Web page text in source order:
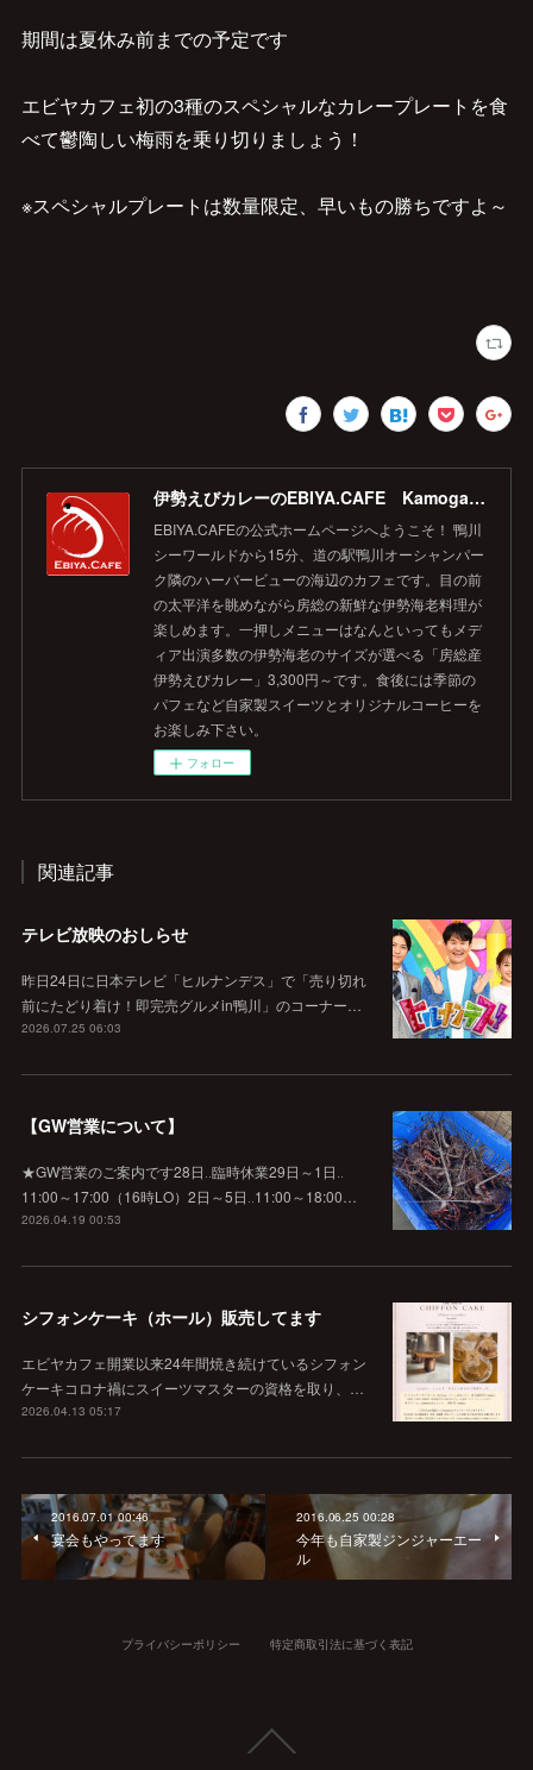
期間は夏休み前までの予定です
エビヤカフェ初の3種のスペシャルなカレープレートを食
べて鬱陶しい梅雨を乗り切りましょう！
※スペシャルプレートは数量限定、早いもの勝ちですよ～
伊勢えびカレーのEBIYA.CAFE Kamogawa 【公式】
EBIYA.CAFEの公式ホームページへようこそ！ 鴨川
シーワールドから15分、道の駅鴨川オーシャンパー
ク隣のハーバービューの海辺のカフェです。目の前
の太平洋を眺めながら房総の新鮮な伊勢海老料理が
楽しめます。一押しメニューはなんといってもメデ
ィア出演多数の伊勢海老のサイズが選べる「房総産
伊勢えびカレー」3,300円～です。食後には季節の
パフェなど自家製スイーツとオリジナルコーヒーを
お楽しみ下さい。
フォロー
関連記事
テレビ放映のおしらせ
昨日24日に日本テレビ「ヒルナンデス」で「売り切れ
前にたどり着け！即完売グルメin鴨川」のコーナー…
2026.07.25 06:03
【GW営業について】
★GW営業のご案内です28日‥臨時休業29日～1日‥
11:00～17:00（16時LO）2日～5日‥11:00～18:00…
2026.04.19 00:53
シフォンケーキ（ホール）販売してます
エビヤカフェ開業以来24年間焼き続けているシフォン
ケーキコロナ禍にスイーツマスターの資格を取り、…
2026.04.13 05:17
2016.07.01 00:46
宴会もやってます
2016.06.25 00:28
今年も自家製ジンジャーエー
ル
プライバシーポリシー 特定商取引法に基づく表記